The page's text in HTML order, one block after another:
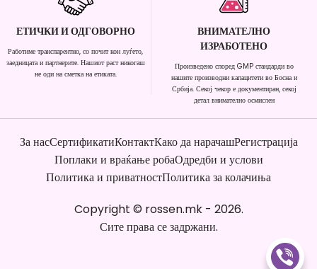
ЕТИЧКИ И ОДГОВОРНО
Работиме транспарентно, со почит кон луѓето,
заедницата и партнерите. Нашиот раст никогаш
не оди на сметка на етиката.
ВНИМАТЕЛНО
ИЗРАБОТЕНО
Произведено според GMP стандарди во
нашите производни капацитети во Босна и
Србија. Секој чекор е документиран, секој
детал внимателно осмислен
За насСертификатиКонтактКако да нарачашРегистрација
Поплаки и враќање робаОдредби и услови
Политика и приватностПолитика за колачиња
Copyright © rossen.mk- 2026.
Сите права се задржани.